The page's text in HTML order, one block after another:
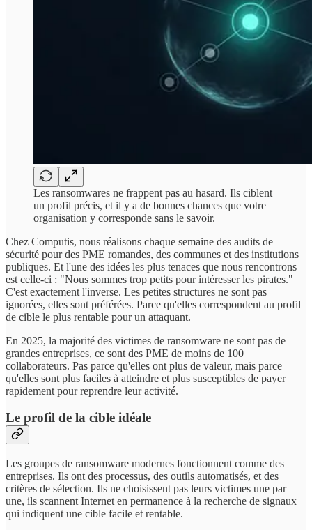
Les ransomwares ne frappent pas au hasard. Ils ciblent
un profil précis, et il y a de bonnes chances que votre
organisation y corresponde sans le savoir.
Chez Computis, nous réalisons chaque semaine des audits de
sécurité pour des PME romandes, des communes et des institutions
publiques. Et l'une des idées les plus tenaces que nous rencontrons
est celle-ci : "Nous sommes trop petits pour intéresser les pirates."
C'est exactement l'inverse. Les petites structures ne sont pas
ignorées, elles sont préférées. Parce qu'elles correspondent au profil
de cible le plus rentable pour un attaquant.
En 2025, la majorité des victimes de ransomware ne sont pas de
grandes entreprises, ce sont des PME de moins de 100
collaborateurs. Pas parce qu'elles ont plus de valeur, mais parce
qu'elles sont plus faciles à atteindre et plus susceptibles de payer
rapidement pour reprendre leur activité.
Le profil de la cible idéale
Les groupes de ransomware modernes fonctionnent comme des
entreprises. Ils ont des processus, des outils automatisés, et des
critères de sélection. Ils ne choisissent pas leurs victimes une par
une, ils scannent Internet en permanence à la recherche de signaux
qui indiquent une cible facile et rentable.